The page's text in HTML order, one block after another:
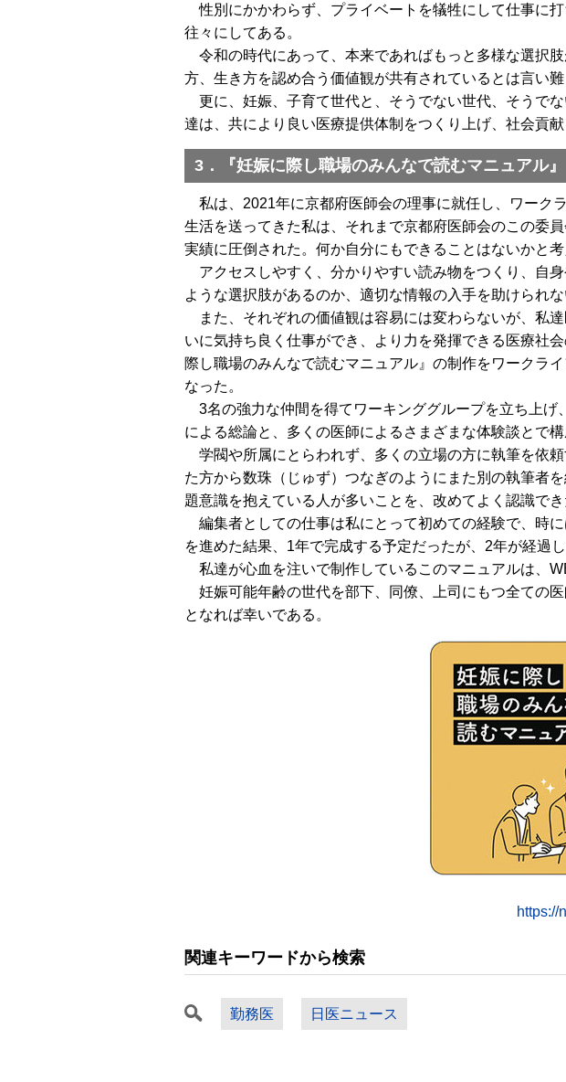
性別にかかわらず、プライベートを犠牲にして仕事に
往々にしてある。
令和の時代にあって、本来であればもっと多様な選択
方、生き方を認め合う価値観が共有されているとは言い
更に、妊娠、子育て世代と、そうでない世代、そうで
達は、共により良い医療提供体制をつくり上げ、社会貢
3．『妊娠に際し職場のみんなで読むマニュアル』
私は、2021年に京都府医師会の理事に就任し、ワーク
生活を送ってきた私は、それまで京都府医師会のこの委
実績に圧倒された。何か自分にもできることはないかと
アクセスしやすく、分かりやすい読み物をつくり、自
ような選択肢があるのか、適切な情報の入手を助けられな
また、それぞれの価値観は容易には変わらないが、私
いに気持ち良く仕事ができ、より力を発揮できる医療社
際し職場のみんなで読むマニュアル』の制作をワークラ
なった。
3名の強力な仲間を得てワーキンググループを立ち上げ
による総論と、多くの医師によるさまざまな体験談とで構
学閥や所属にとらわれず、多くの立場の方に執筆を依
た方から数珠（じゅず）つなぎのようにまた別の執筆者
題意識を抱えている人が多いことを、改めてよく認識でき
編集者としての仕事は私にとって初めての経験で、時
を進めた結果、1年で完成する予定だったが、2年が経過
私達が心血を注いで制作しているこのマニュアルは、
妊娠可能年齢の世代を部下、同僚、上司にもつ全ての
となれば幸いである。
https://
関連キーワードから検索
勤務医 日医ニュース